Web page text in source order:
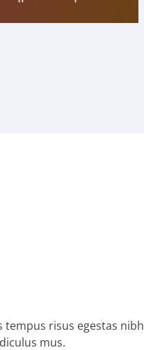
risus egestas nibh
mus.